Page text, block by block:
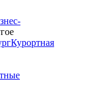
Курортная